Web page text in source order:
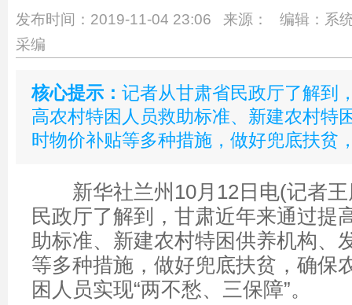
发布时间：2019-11-04 23:06 来源： 编辑：系
采编
核心提示： 记者从甘肃省民政厅了解到
高农村特困人员救助标准、新建农村特
时物价补贴等多种措施，做好兜底扶贫
新华社兰州10月12日电(记者王
民政厅了解到，甘肃近年来通过提
助标准、新建农村特困供养机构、
等多种措施，做好兜底扶贫，确保
困人员实现“两不愁、三保障”。